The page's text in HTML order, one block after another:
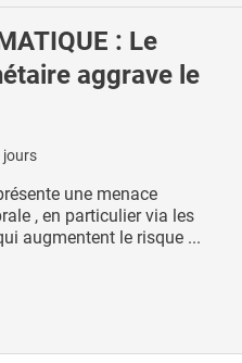
: Le
aggrave le
jours
une menace
, en particulier via les
augmentent le risque ...